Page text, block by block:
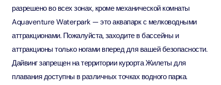
разрешено во всех зонах, кроме механической комнаты
Aquaventure Waterpark — это аквапарк с мелководными
аттракционами. Пожалуйста, заходите в бассейны и
аттракционы только ногами вперед для вашей безопасности.
Дайвинг запрещен на территории курорта Жилеты для
плавания доступны в различных точках водного парка.